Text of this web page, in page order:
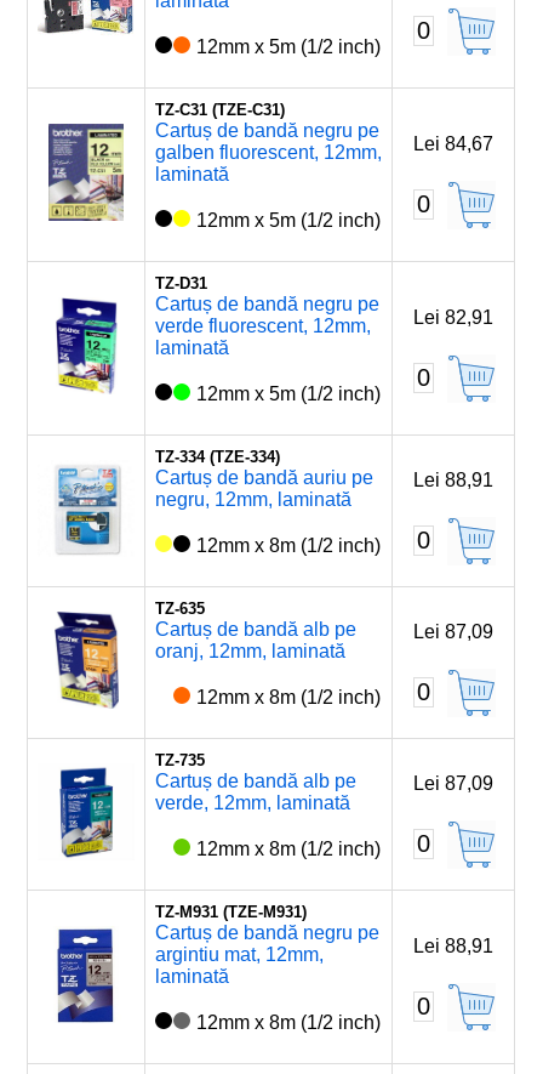
12mm x 5m (1/2 inch)
0
TZ-C31 (TZE-C31)
Cartuș de bandă negru pe
galben fluorescent, 12mm,
laminată
12mm x 5m (1/2 inch)
Lei 84,67
0
TZ-D31
Cartuș de bandă negru pe
verde fluorescent, 12mm,
laminată
12mm x 5m (1/2 inch)
Lei 82,91
0
TZ-334 (TZE-334)
Cartuș de bandă auriu pe
negru, 12mm, laminată
12mm x 8m (1/2 inch)
Lei 88,91
0
TZ-635
Cartuș de bandă alb pe
oranj, 12mm, laminată
12mm x 8m (1/2 inch)
Lei 87,09
0
TZ-735
Cartuș de bandă alb pe
verde, 12mm, laminată
12mm x 8m (1/2 inch)
Lei 87,09
0
TZ-M931 (TZE-M931)
Cartuș de bandă negru pe
argintiu mat, 12mm,
laminată
12mm x 8m (1/2 inch)
Lei 88,91
0